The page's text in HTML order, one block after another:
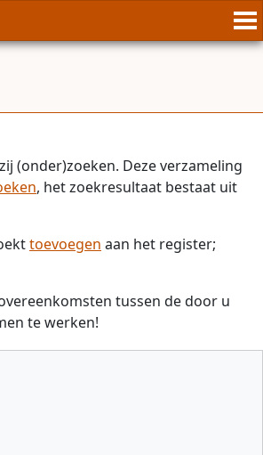
(onder)zoeken. Deze verzameling
, het zoekresultaat bestaat uit
toevoegen aan het register;
tussen de door u
te werken!